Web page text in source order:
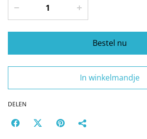
Bestel nu
In winkelmandje
DELEN